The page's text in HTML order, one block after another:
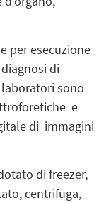
per esecuzione
diagnosi di
sono
e
di immagini
di freezer,
centrifuga,